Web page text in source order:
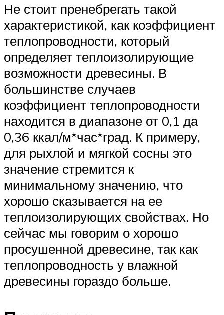
Не стоит пренебрегать такой
характеристикой, как коэффициент
теплопроводности, который
определяет теплоизолирующие
возможности древесины. В
большинстве случаев
коэффициент теплопроводности
находится в диапазоне от 0,1 да
0,36 ккал/м*час*град. К примеру,
для рыхлой и мягкой сосны это
значение стремится к
минимальному значению, что
хорошо сказывается на ее
теплоизолирующих свойствах. Но
сейчас мы говорим о хорошо
просушенной древесине, так как
теплопроводность у влажной
древесины гораздо больше.